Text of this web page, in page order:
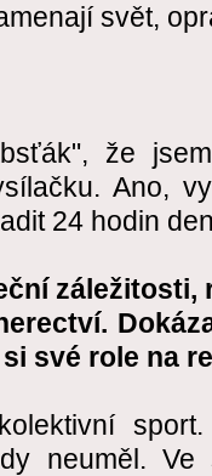
svět,
že
Ano,
24 hodin
záležitosti,
své role na
neuměl. Ve